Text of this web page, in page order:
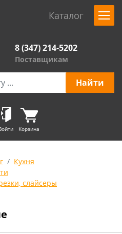
Каталог
8 (347) 214-5202
Поставщикам
Корзина
Кухня
слайсеры